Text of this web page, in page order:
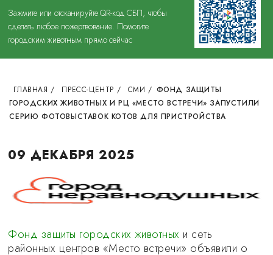
Зажмите или отсканируйте QR-код СБП, чтобы
сделать любое пожертвование. Помогите
городским животным прямо сейчас
ГЛАВНАЯ / ПРЕСС-ЦЕНТР / СМИ / ФОНД ЗАЩИТЫ
ГОРОДСКИХ ЖИВОТНЫХ И РЦ «МЕСТО ВСТРЕЧИ» ЗАПУСТИЛИ
СЕРИЮ ФОТОВЫСТАВОК КОТОВ ДЛЯ ПРИСТРОЙСТВА
09 ДЕКАБРЯ 2025
Фонд защиты городских животных и сеть
районных центров «Место встречи» объявили о